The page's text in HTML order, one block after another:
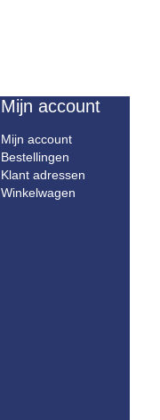
Mijn account
Mijn account
Bestellingen
Klant adressen
Winkelwagen